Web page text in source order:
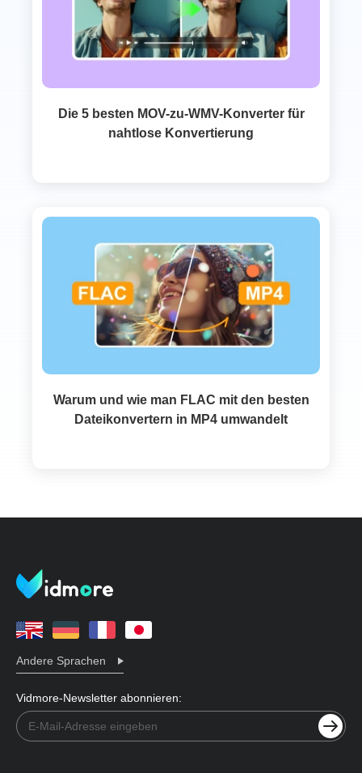
Die 5 besten MOV-zu-WMV-Konverter für
nahtlose Konvertierung
Warum und wie man FLAC mit den besten
Dateikonvertern in MP4 umwandelt
Andere Sprachen
Vidmore-Newsletter abonnieren: